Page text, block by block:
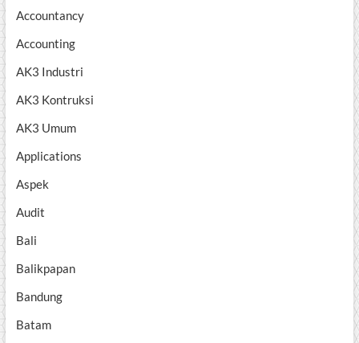
Accountancy
Accounting
AK3 Industri
AK3 Kontruksi
AK3 Umum
Applications
Aspek
Audit
Bali
Balikpapan
Bandung
Batam